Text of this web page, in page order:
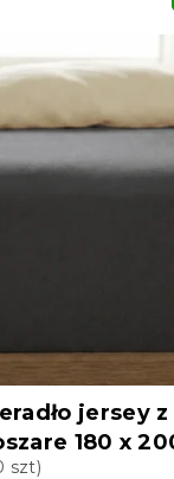
jersey
180 x
szt)